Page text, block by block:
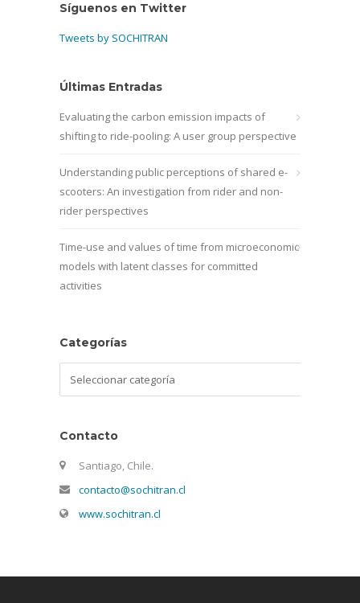
Síguenos en Twitter
Tweets by SOCHITRAN
Últimas Entradas
Evaluating the carbon emission impacts of
shifting to ride-pooling: A user group perspective
Understanding public perceptions of shared e-
scooters: An investigation from rider and non-
rider perspectives
Time-use and values of time from microeconomic
models with latent classes for committed
activities
Categorías
Contacto
Santiago, Chile.
contacto@sochitran.cl
www.sochitran.cl